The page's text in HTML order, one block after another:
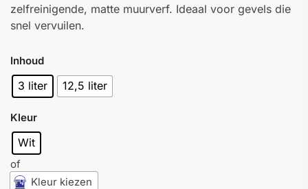
zelfreinigende, matte muurverf. Ideaal voor gevels die
snel vervuilen.
Inhoud
3 liter 12,5 liter
Kleur
Wit
of
Kleur kiezen